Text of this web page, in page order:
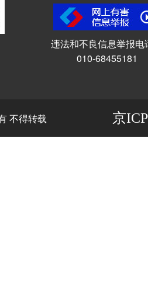
违法和不良信息举报电
010-68455181
不得转载 京